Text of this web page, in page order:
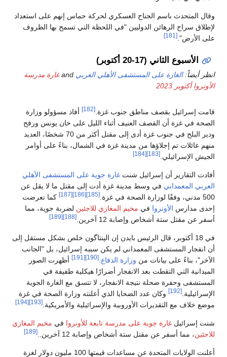
وقال المتحدث باسم الجناح العسكري لحركة حماس إنهم على استعداد
لإطلاق سراح الرهائن الدوليين "في اللحظة التي تسمح بها الظروف
على الأرض". [181]
الأسبوع الثاني (17-20 أكتوبر)
انظر أيضاً: الغارة على المستشفى الأهلي العربي
غارة مدرسة
الأونروا أكتوبر 2023
قامت إسرائيل بقصف مناطق جنوب غزة. [182]
أفاد مسؤولو وزارة
الصحة في غزة أن القصف العنيف أثناء الليل على خان يونس ورفح
ودير البلح في جنوب غزة أدى إلى مقتل أكثر من 70 شخصًا، العديد
منهم عائلات تم إجلاؤها من مدينة غزة في الشمال، بناءً على أوامر
الجيش الإسرائيلي. [183]
[184]
أفادت التقارير أن إسرائيل شنت غارة جوية على المستشفى الأهلي
العربي المعمداني في وسط مدينة غزة أدت إلى مقتل ما لا يقل عن
500 مدني، وفقًا لوزارة الصحة في غزة.
[185]
[186]
[187]
كما تعرضت
إحدى مدارس الأونروا في مخيم المغازي للاجئين لضربة جوية، مما
أسفر عن مقتل ستة أشخاص وإصابة 12 آخرين.
[188]
[189]
في 18 أكتوبر، قال الرئيس بايدن إن الپنتاگون خلص بشكل مستقل إلى
أن انفجار المستشفى المعمداني لم يكن سببه إسرائيل، بل "الجانب
الآخر"، بناءً على بيانات من وزارة الدفاع [190]
[191]
أظهرت الصور
الميدانية التي التقطت بعد الانفجار أضرارًا هيكلية طفيفة في
المستشفى وحفرة ضحلة نتيجة الانفجار، لا تتسق مع الغارة الجوية
الإسرائيلية. [192]
وكان عدد الضحايا الذي أعلنته وزارة الصحة في غزة
موضع خلاف مع التقديرات الأوروبية والإسرائيلية والأمريكية. [193]
[194]
شنت إسرائيل غارة جوية على مدرسة تابعة للأونروا في مخيم المغازي
للاجئين، مما أسفر عن مقتل ستة أشخاص وإصابة 12 آخرين.. [189]
أعلنت الولايات المتحدة عن مساعدات قيمتها 100 مليون دولار لغزة